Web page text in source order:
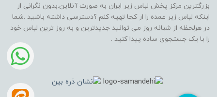
بزرگترین مرکز پخش لباس زیر ایران به صورت آنلاین.بدون نگرانی از
اینکه لباس زیر عمده را ار کجا تهیه کنم ؟دسترسی داشته باشید .شما
در هرلحظه از شبانه روز می توانید جدیدترین و به روز ترین لباس خود
را با یک جستجوی ساده پیدا کنید .